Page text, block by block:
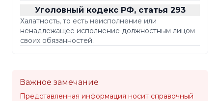
Уголовный кодекс РФ, статья 293
Халатность, то есть неисполнение или
ненадлежащее исполнение должностным лицом
своих обязанностей.
Важное замечание
Представленная информация носит справочный